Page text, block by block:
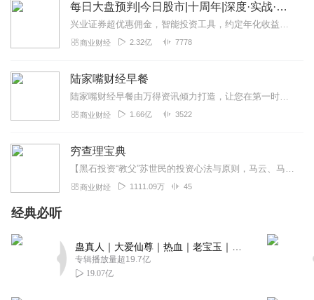
每日大盘预判|今日股市|十周年|深度·实战·干货
兴业证券超优惠佣⾦，智能投资⼯具，约定年化收益率最⾼8.xx%多的新客理财。1v1专⼈服务。点击链接开户>>讲师介绍华飞多维度看盘体系创始人股市实战派讲师...
商业财经 2.32亿 7778
陆家嘴财经早餐
陆家嘴财经早餐由万得资讯倾力打造，让您在第一时间了解最全最新的财经资讯，上班族早上醒脑充电必备！（搜索微信公众号：Wind资讯或windzxsh，每天早晨推...
商业财经 1.66亿 3522
穷查理宝典
【黑石投资“教父”苏世民的投资心法与原则，马云、马化腾都在学】点击了解：《苏世民：我的经验与教训》，正版有声书+大咖独家解读，助你读透巨富的投资逻辑。《穷查理宝...
商业财经 1111.09万 45
经典必听
专辑播放量超19.7亿
19.07亿